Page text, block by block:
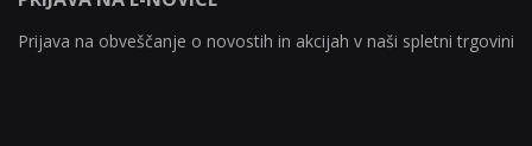
Prijava na obveščanje o novostih in akcijah v naši spletni trgovini